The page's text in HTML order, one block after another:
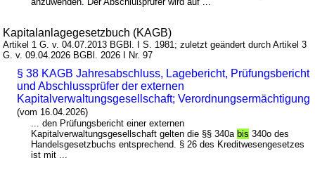
Kapitalanlagegesetzbuch (KAGB)
Artikel 1 G. v. 04.07.2013 BGBl. I S. 1981; zuletzt geändert durch Artikel 3
G. v. 09.04.2026 BGBl. 2026 I Nr. 97
§ 38 KAGB Jahresabschluss, Lagebericht, Prüfungsbericht
und Abschlussprüfer der externen
Kapitalverwaltungsgesellschaft; Verordnungsermächtigung
(vom 16.04.2026)
... den Prüfungsbericht einer externen
Kapitalverwaltungsgesellschaft gelten die §§ 340abis 340o des
Handelsgesetzbuchs entsprechend. § 26 des Kreditwesengesetzes
ist mit ...